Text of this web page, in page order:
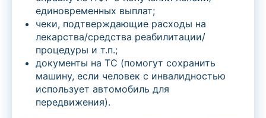
единовременных выплат;
чеки, подтверждающие расходы на
лекарства/средства реабилитации/
процедуры и т.п.;
документы на ТС (помогут сохранить
машину, если человек с инвалидностью
использует автомобиль для
передвижения).